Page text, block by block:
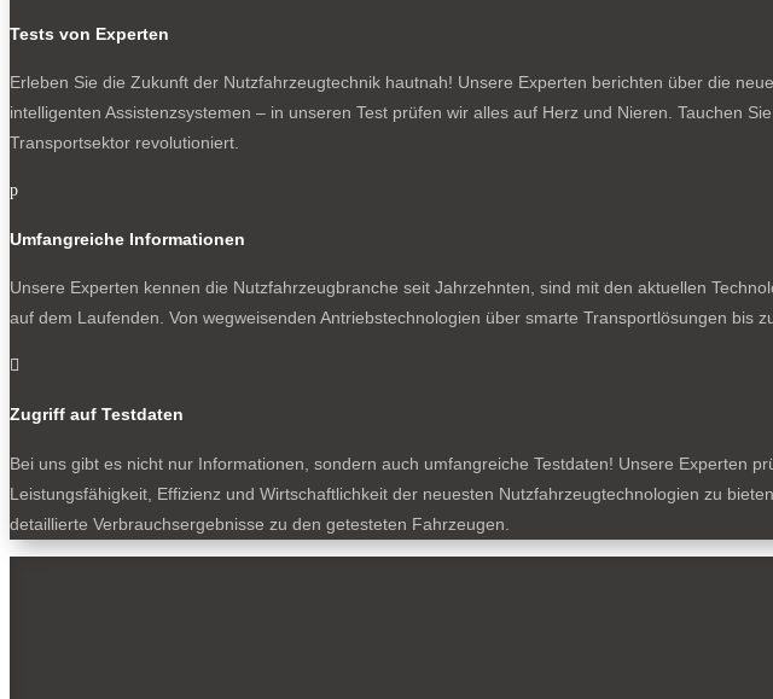
Tests von Experten
Erleben Sie die Zukunft der Nutzfahrzeugtechnik hautnah! Unsere Experten berichten über die
intelligenten Assistenzsystemen – in unseren Test prüfen wir alles auf Herz und Nieren. Tauchen
Transportsektor revolutioniert.
p
Umfangreiche Informationen
Unsere Experten kennen die Nutzfahrzeugbranche seit Jahrzehnten, sind mit den aktuellen
auf dem Laufenden. Von wegweisenden Antriebstechnologien über smarte Transportlösungen

Zugriff auf Testdaten
Bei uns gibt es nicht nur Informationen, sondern auch umfangreiche Testdaten! Unsere Experten
Leistungsfähigkeit, Effizienz und Wirtschaftlichkeit der neuesten Nutzfahrzeugtechnologien zu
detaillierte Verbrauchsergebnisse zu den getesteten Fahrzeugen.